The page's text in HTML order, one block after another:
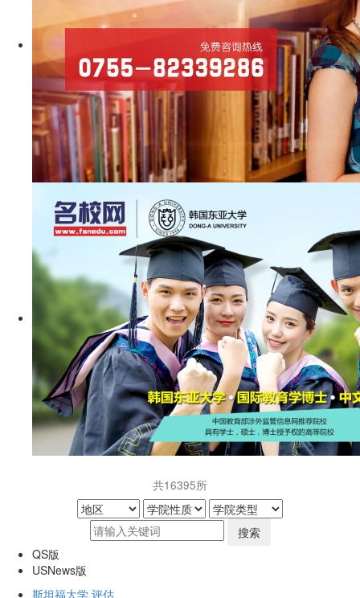
共16395所
QS版
USNews版
斯坦福大学 评估